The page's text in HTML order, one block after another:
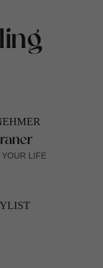
LIFE